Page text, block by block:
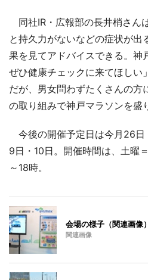
同社IR・広報部の長井梢さん
と持久力がないなどの症状が出
果を見てアドバイスできる。神
ぜひ健康チェックに来てほしい
だが、男女問わずたくさんの方
の取り組みで神戸マラソンを盛
今後の開催予定日は今月26日
9日・10日。開催時間は、土曜
～18時。
会場の様子（関連画像）
関連画像